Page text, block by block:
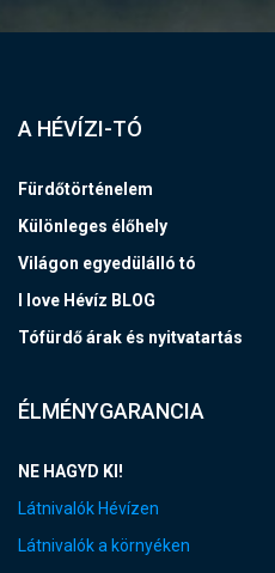
A HÉVÍZI-TÓ
Fürdőtörténelem
Különleges élőhely
Világon egyedülálló tó
I love Hévíz BLOG
Tófürdő árak és nyitvatartás
ÉLMÉNYGARANCIA
NE HAGYD KI!
Látnivalók Hévízen
Látnivalók a környéken